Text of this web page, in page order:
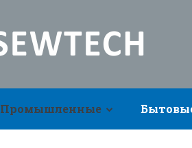
Промышленные